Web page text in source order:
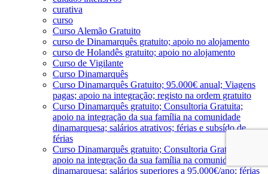
curativa
curso
Curso Alemão Gratuito
curso de Dinamarquês gratuito; apoio no alojamento
curso de Holandês gratuito; apoio no alojamento
Curso de Vigilante
Curso Dinamarquês
Curso Dinamarquês Gratuito; 95.000€ anual; Viagens
pagas; apoio na integração; registo na ordem gratuito
Curso Dinamarquês gratuito; Consultoria Gratuita;
apoio na integração da sua família na comunidade
dinamarquesa; salários atrativos; férias e subsído de
férias
Curso Dinamarquês gratuito; Consultoria Gratuita;
apoio na integração da sua família na comunidade
dinamarquesa; salários superiores a 95.000€/ano; férias